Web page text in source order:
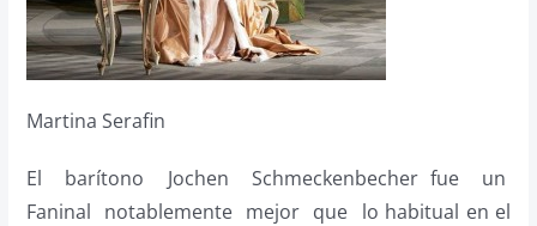
Martina Serafin
El barítono Jochen Schmeckenbecher fue un
Faninal notablemente mejor que lo habitual en el